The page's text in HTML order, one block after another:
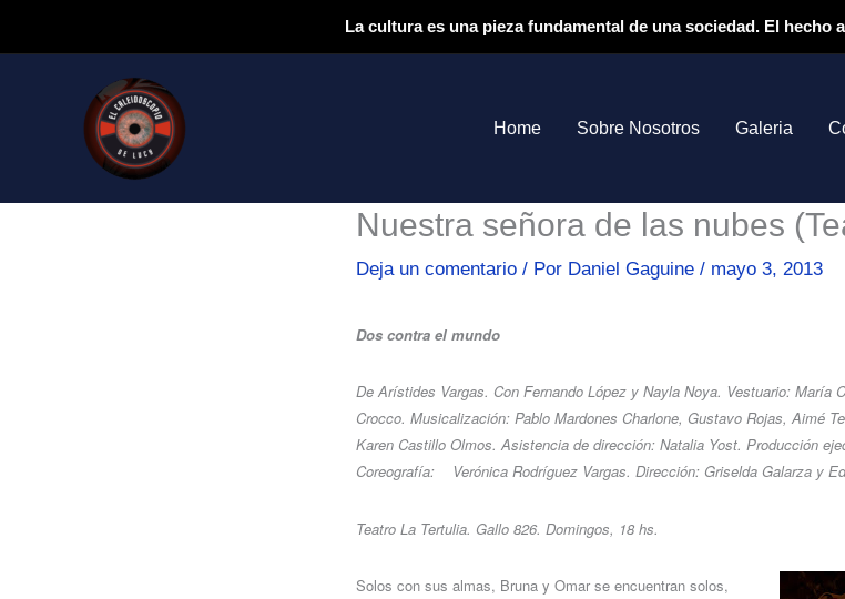
contenido
La cultura es una pieza fundamental de una sociedad. El hecho
Home Sobre Nosotros Galeria
Nuestra señora de las nubes
Deja un comentario / Por Daniel Gaguine / mayo 3, 2013
Dos contra el mundo
De Arístides Vargas. Con Fernando López y Nayla Noya. Vestuario: María
Crocco. Musicalización: Pablo Mardones Charlone, Gustavo Rojas, Aimé
Karen Castillo Olmos. Asistencia de dirección: Natalia Yost. Producción
Coreografía: Verónica Rodríguez Vargas. Dirección: Griselda Galarza y
Teatro La Tertulia. Gallo 826. Domingos, 18 hs.
Solos con sus almas, Bruna y Omar se encuentran solos,